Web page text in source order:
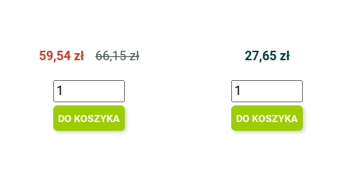
59,54 zł 66,15 zł
DO KOSZYKA
27,65 zł
DO KOSZYKA